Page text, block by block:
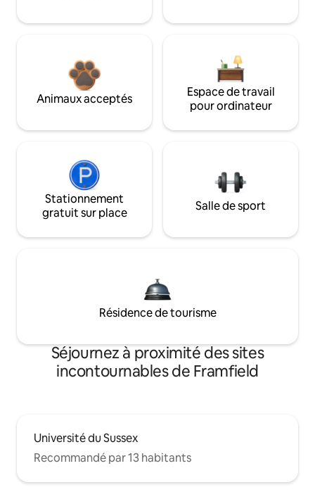
Animaux acceptés
Espace de travail
pour ordinateur
Stationnement
gratuit sur place
Salle de sport
Résidence de tourisme
Séjournez à proximité des sites
incontournables de Framfield
Université du Sussex
Recommandé par 13 habitants